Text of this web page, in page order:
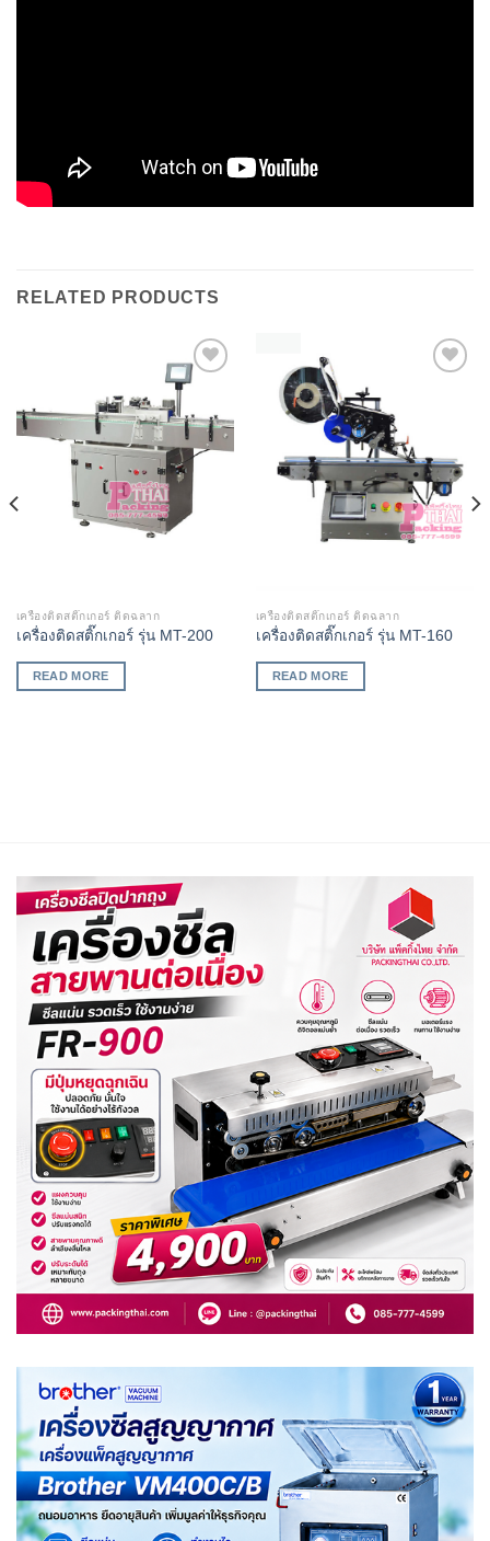
RELATED PRODUCTS
Add to
Wishlist
เครื่องติดสติ๊กเกอร์ ติดฉลาก
เครื่องติดสติ๊กเกอร์ รุ่น MT-200
READ MORE
เครื่องติดสติ๊กเกอร์ ติดฉลาก
เครื่องติดสติ๊กเกอร์ รุ่น MT-160
READ MORE